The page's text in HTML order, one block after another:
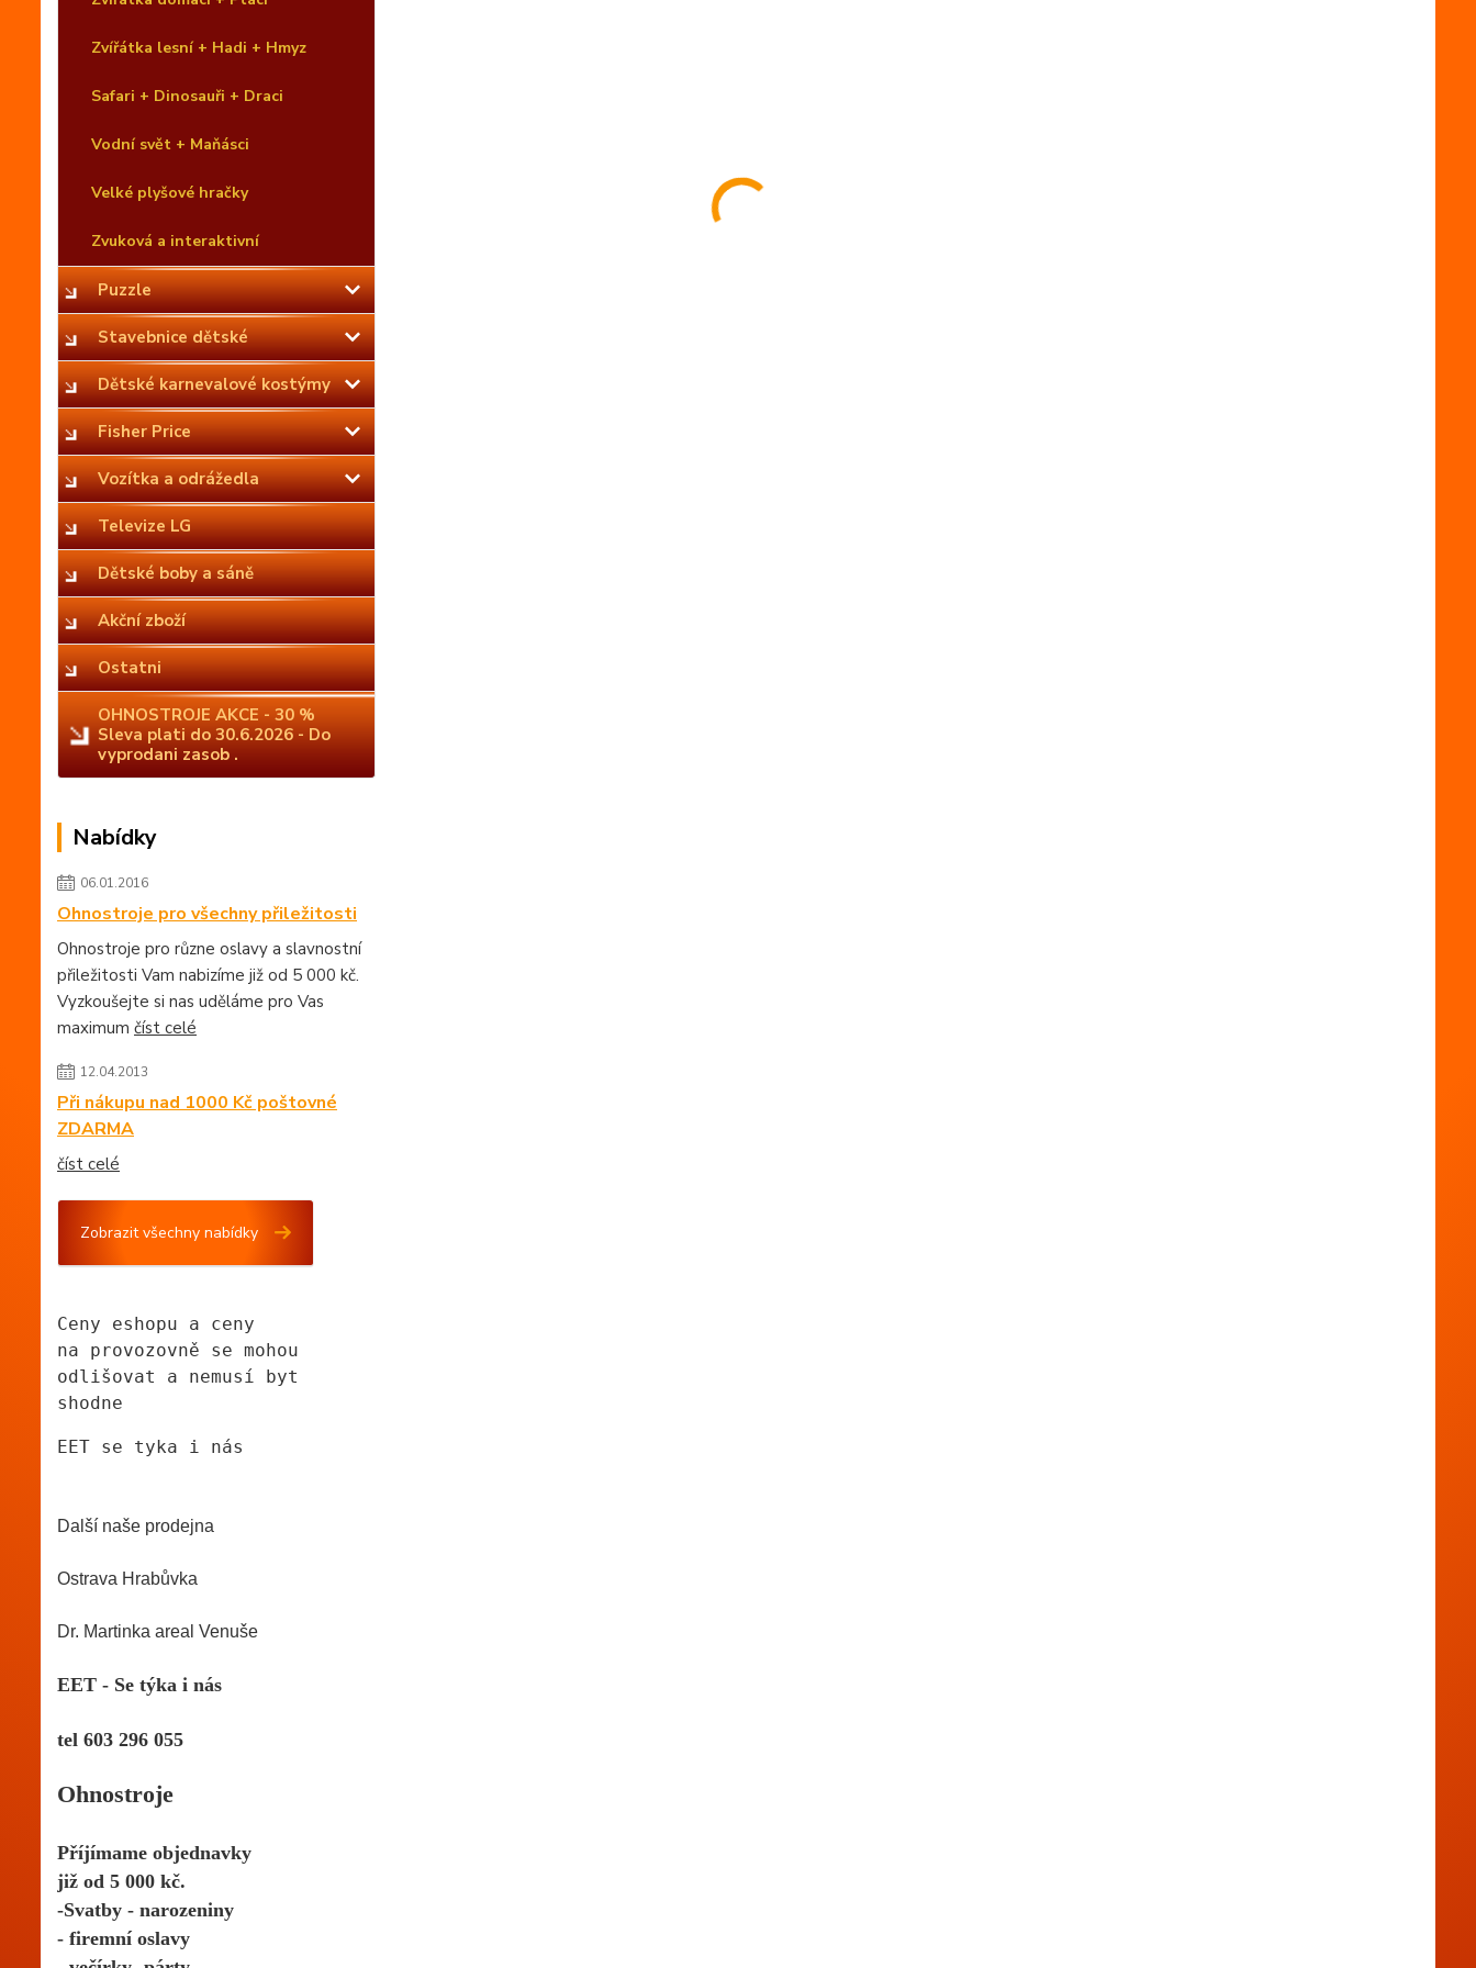
Zvířátka lesní + Hadi + Hmyz
Safari + Dinosauři + Draci
Vodní svět + Maňásci
Velké plyšové hračky
Zvuková a interaktivní
Puzzle
Stavebnice dětské
Dětské karnevalové kostýmy
Fisher Price
Vozítka a odrážedla
Televize LG
Dětské boby a sáně
Akční zboží
Ostatni
OHNOSTROJE AKCE - 30 %
Sleva plati do 30.6.2026 - Do
vyprodani zasob .
Nabídky
06.01.2016
Ohnostroje pro všechny přiležitosti
Ohnostroje pro různe oslavy a slavnostní
přiležitosti Vam nabizíme již od 5 000 kč.
Vyzkoušejte si nas uděláme pro Vas
maximum číst celé
12.04.2013
Při nákupu nad 1000 Kč poštovné
ZDARMA
číst celé
Zobrazit všechny nabídky
Ceny eshopu a ceny
na provozovně se mohou
odlišovat a nemusí byt
shodne
EET se tyka i nás
Další naše prodejna
Ostrava Hrabůvka
Dr. Martinka areal Venuše
EET - Se týka i nás
tel 603 296 055
Ohnostroje
Příjímame objednavky
již od 5 000 kč.
-Svatby - narozeniny
- firemní oslavy